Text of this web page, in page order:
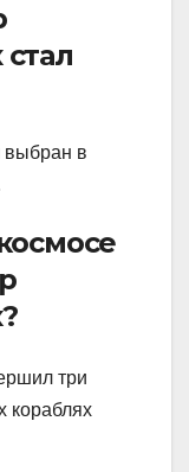
выбран в
три
кораблях